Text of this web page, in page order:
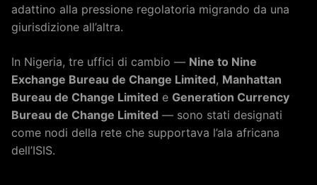
adattino alla pressione regolatoria migrando da una
giurisdizione all’altra.
In Nigeria, tre uffici di cambio — Nine to Nine
Exchange Bureau de Change Limited, Manhattan
Bureau de Change Limited e Generation Currency
Bureau de Change Limited — sono stati designati
come nodi della rete che supportava l’ala africana
dell’ISIS.